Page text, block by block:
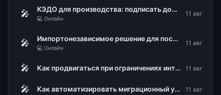
🎤 КЭДО для производства: подписать документы, не снимая каски и перчаток
💻 Онлайн
11 авг
🎤 Импортонезависимое решение для построения надежной ИТ-инфраструктуры. Безопасная виртуализация zVirt от Orion Soft
💻 Онлайн
11 авг
🎤 Как продвигаться при ограничениях интернета: белые списки, Директ и офлайн-конверсии 11 авг
🎤 Как автоматизировать миграционный учет иностранных сотрудников в 1С и снизить риски штрафов 11 авг